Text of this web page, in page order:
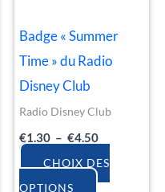
Badge « Summer
Time » du Radio
Disney Club
Radio Disney Club
€1.30 – €4.50
CHOIX DES
OPTIONS
options
peuvent
choisies
sur
la